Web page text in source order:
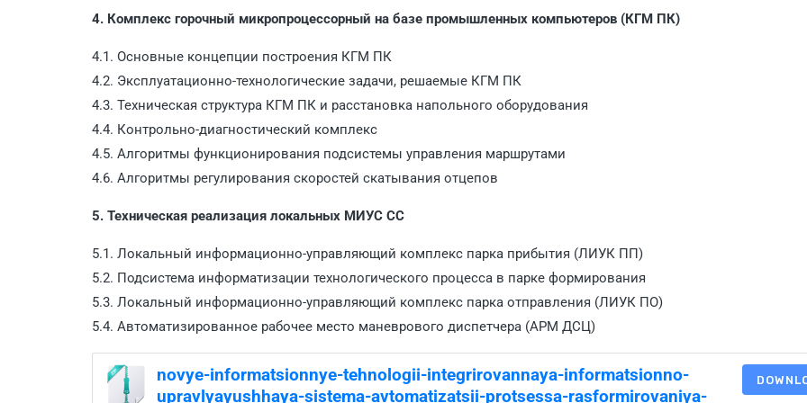
4. Комплекс горочный микропроцессорный на базе промышленных компьютеров (КГМ ПК)
4.1. Основные концепции построения КГМ ПК
4.2. Эксплуатационно-технологические задачи, решаемые КГМ ПК
4.3. Техническая структура КГМ ПК и расстановка напольного оборудования
4.4. Контрольно-диагностический комплекс
4.5. Алгоритмы функционирования подсистемы управления маршрутами
4.6. Алгоритмы регулирования скоростей скатывания отцепов
5. Техническая реализация локальных МИУС СС
5.1. Локальный информационно-управляющий комплекс парка прибытия (ЛИУК ПП)
5.2. Подсистема информатизации технологического процесса в парке формирования
5.3. Локальный информационно-управляющий комплекс парка отправления (ЛИУК ПО)
5.4. Автоматизированное рабочее место маневрового диспетчера (АРМ ДСЦ)
novye-informatsionnye-tehnologii-integrirovannaya-informatsionno-
upravlyayushhaya-sistema-avtomatizatsii-protsessa-rasformirovaniya-